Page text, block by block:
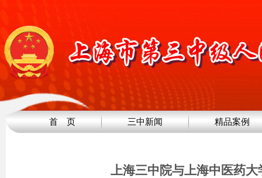
首 页 三中新闻 精品案例
上海三中院与上海中医药